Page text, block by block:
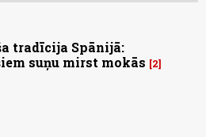
tradīcija Spānijā:
suņu mirst mokās
2